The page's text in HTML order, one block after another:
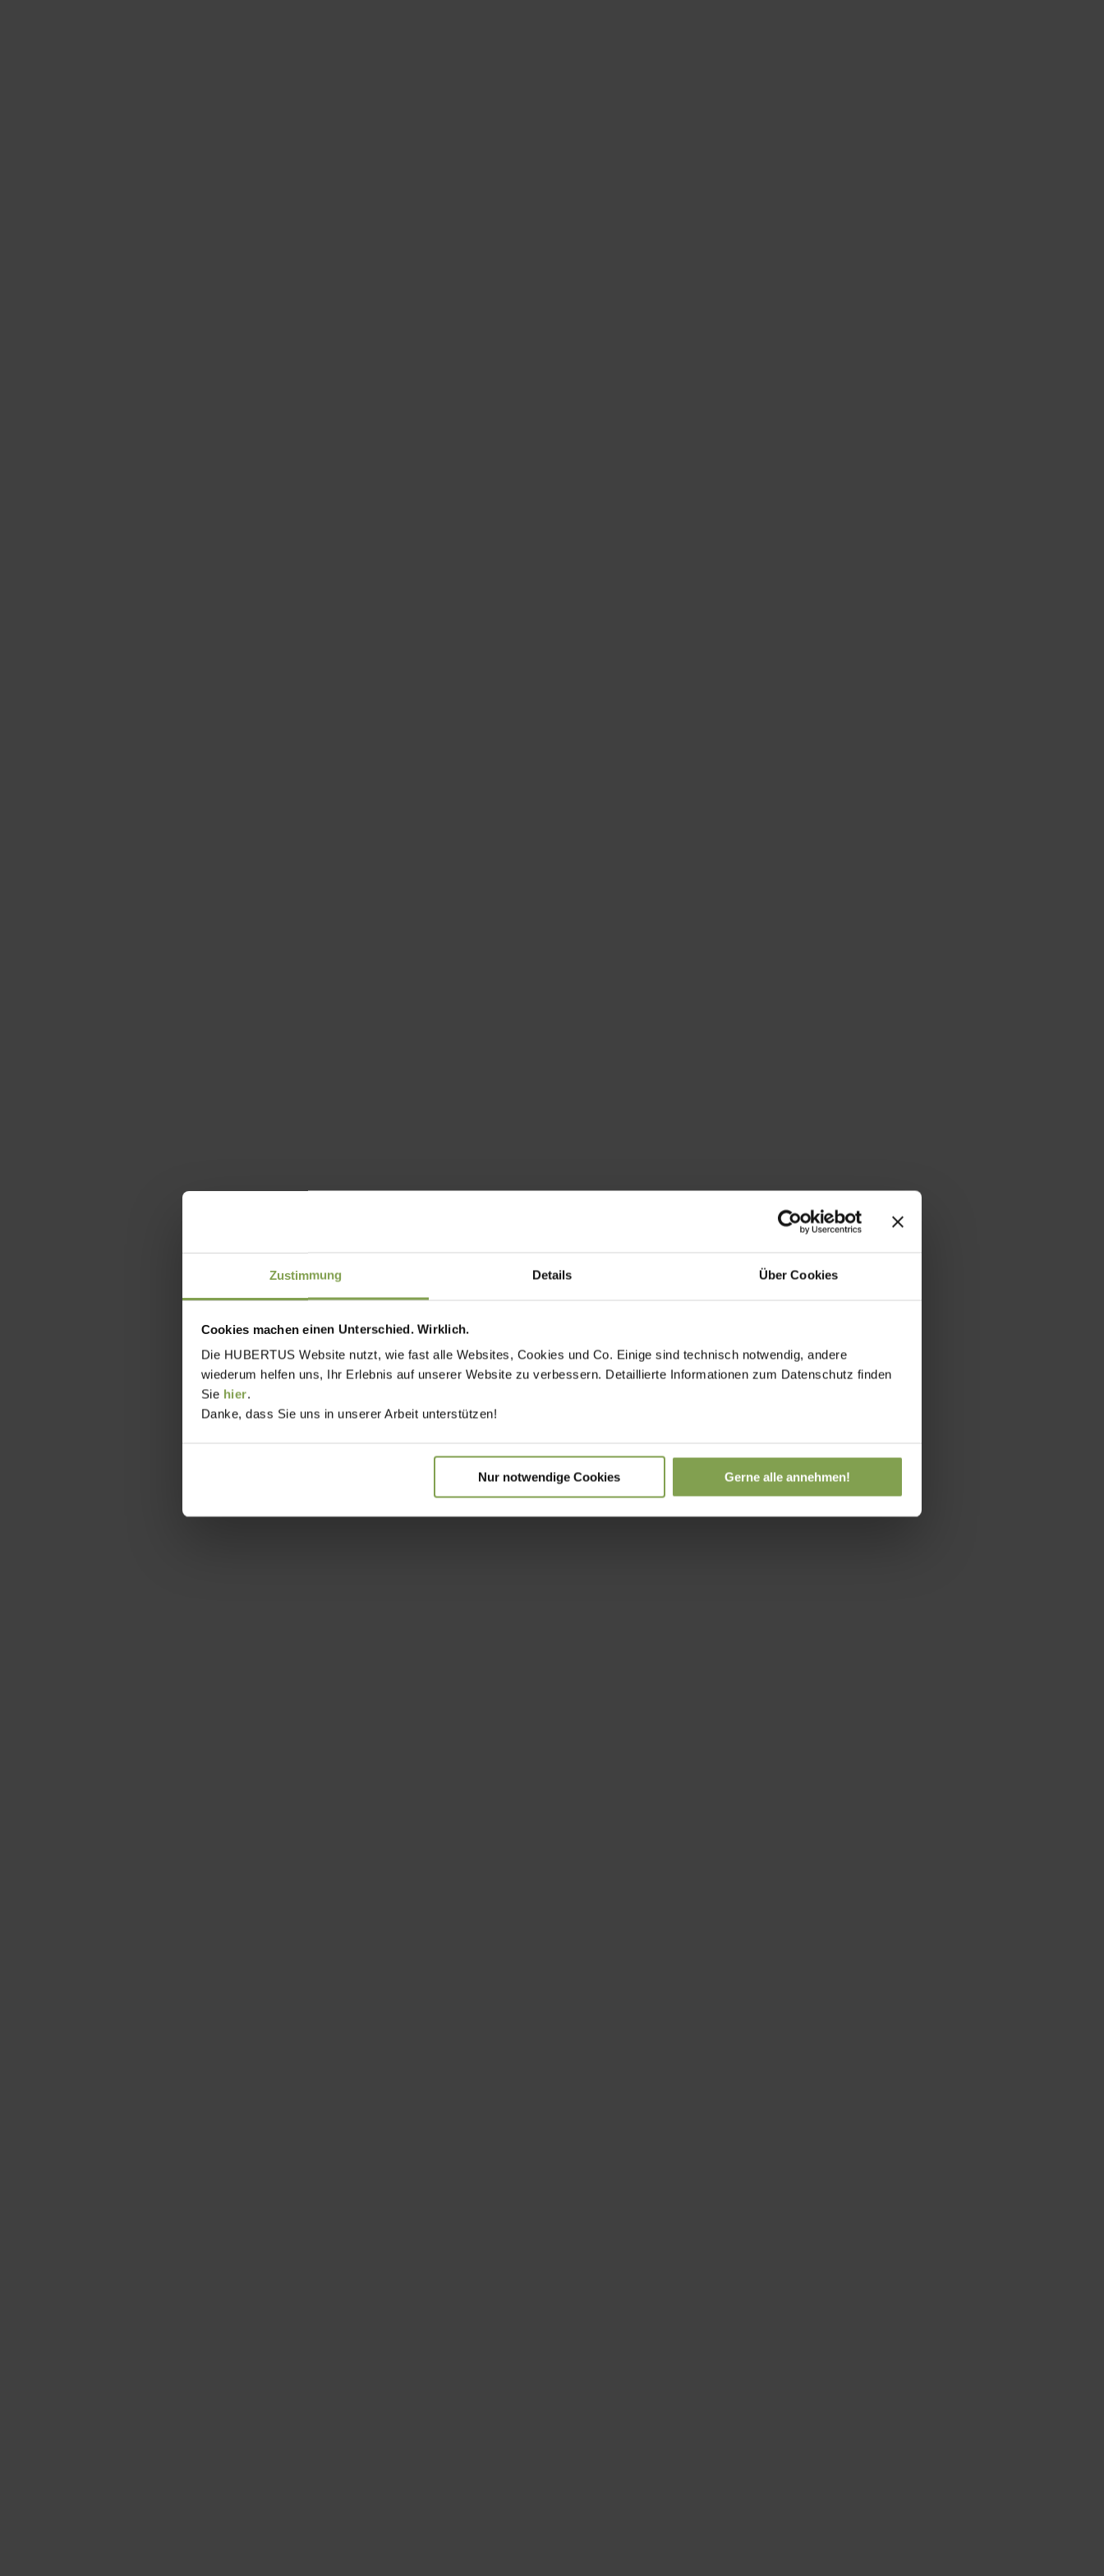
Zustimmung Details Über Cookies
Cookies machen einen Unterschied. Wirklich.
Die HUBERTUS Website nutzt, wie fast alle Websites, Cookies und Co. Einige sind technisch notwendig, andere
wiederum helfen uns, Ihr Erlebnis auf unserer Website zu verbessern. Detaillierte Informationen zum Datenschutz finden
Sie hier.
Danke, dass Sie uns in unserer Arbeit unterstützen!
Nur notwendige Cookies Gerne alle annehmen!